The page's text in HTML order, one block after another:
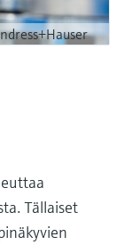
Tällaiset